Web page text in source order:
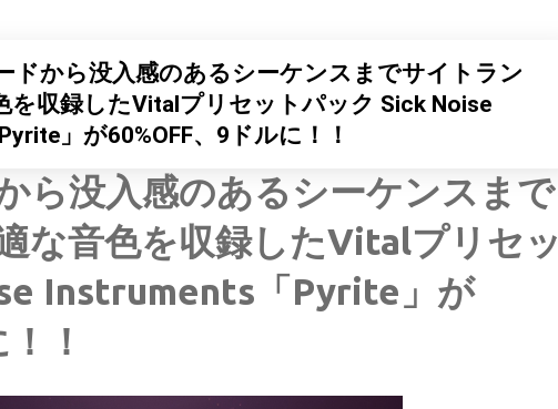
ドから没入感のあるシーケンスまでサイトラン
を収録したVitalプリセットパック Sick Noise
」が60%OFF、9ドルに！！
ら没入感のあるシーケンスまで
な音色を収録したVitalプリセッ
Instruments「Pyrite」が
！